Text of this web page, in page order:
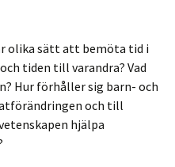
olika sätt att bemöta tid i
tiden till varandra? Vad
Hur förhåller sig barn- och
och till
hjälpa